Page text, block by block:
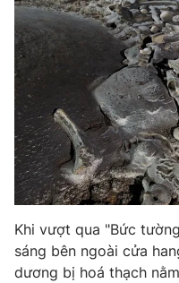
Khi vượt qua "Bức
sáng bên ngoài cửa
dương bị hoá thạch